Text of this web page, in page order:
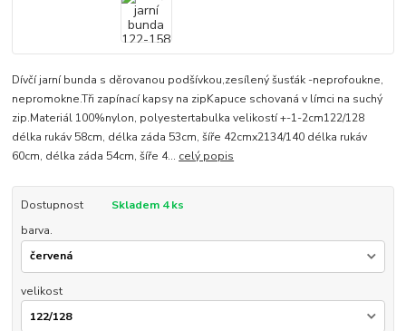
Dívčí jarní bunda s děrovanou podšívkou,zesílený šusťák -neprofoukne,
nepromokne.Tři zapínací kapsy na zipKapuce schovaná v límci na suchý
zip.Materiál 100%nylon, polyestertabulka velikostí +-1-2cm122/128
délka rukáv 58cm, délka záda 53cm, šíře 42cmx2134/140 délka rukáv
60cm, délka záda 54cm, šíře 4... celý popis
Dostupnost
Skladem 4 ks
barva.
velikost